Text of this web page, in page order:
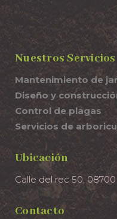
Nuestros Servicios
Mantenimiento de
Diseño y
Control de plagas
Servicios de
Ubicación
Calle del rec 50,
Contacto